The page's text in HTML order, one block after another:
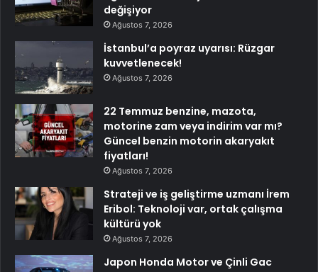
değişiyor
Ağustos 7, 2026
İstanbul’a poyraz uyarısı: Rüzgar
kuvvetlenecek!
Ağustos 7, 2026
22 Temmuz benzine, mazota,
motorine zam veya indirim var mı?
Güncel benzin motorin akaryakıt
fiyatları!
Ağustos 7, 2026
Strateji ve iş geliştirme uzmanı İrem
Eribol: Teknoloji var, ortak çalışma
kültürü yok
Ağustos 7, 2026
Japon Honda Motor ve Çinli Gac